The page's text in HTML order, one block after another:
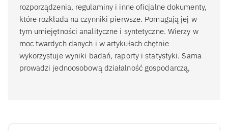
rozporządzenia, regulaminy i inne oficjalne dokumenty,
które rozkłada na czynniki pierwsze. Pomagają jej w
tym umiejętności analityczne i syntetyczne. Wierzy w
moc twardych danych i w artykułach chętnie
wykorzystuje wyniki badań, raporty i statystyki. Sama
prowadzi jednoosobową działalność gospodarczą,
dlatego z doświadczenia zna i rozumie problemy